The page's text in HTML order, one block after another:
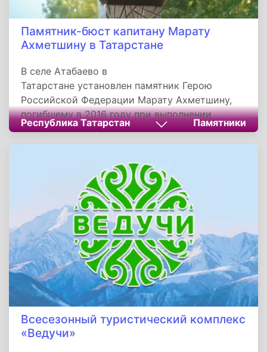
Памятник-бюст капитану Марату
Ахметшину в Татарстане
В селе Атабаево в
Татарстане установлен памятник Герою
Российской Федерации Марату Ахметшину,
погибшему в 2016 году при выполнении
воинского долга в Сирийской Арабской
Республике. Памятник изготовил ростовский
постамент выполнены из литьевого гранита,
общий вес памятника - 2,5 тонны.
Республика Татарстан Памятники
Всесезонный туристический комплекс
«Ведучи»